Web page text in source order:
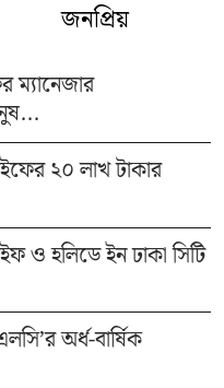
জনপ্রিয়
ম্যানেজার
২০ লাখ টাকার
ও হলিডে ইন ঢাকা সিটি
অর্ধ-বার্ষিক